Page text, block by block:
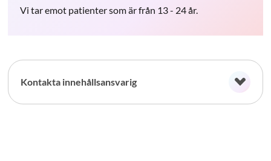
Vi tar emot patienter som är från 13 - 24 år.
Kontakta innehållsansvarig